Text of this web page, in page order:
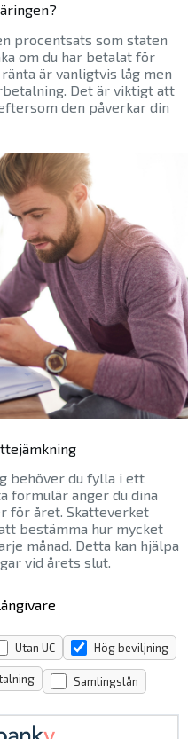
procentsats som staten
om du har betalat för
är vanligtvis låg men
Det är viktigt att
den påverkar din
behöver du fylla i ett
formulär anger du dina
för året. Skatteverket
bestämma hur mycket
månad. Detta kan hjälpa
vid årets slut.
Utan UC Hög beviljning
Samlingslån